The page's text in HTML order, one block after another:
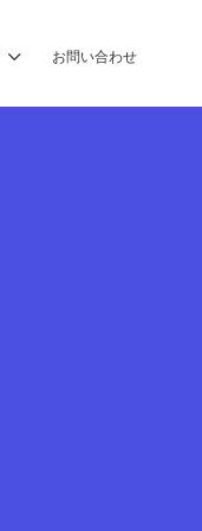
お問い合わせ